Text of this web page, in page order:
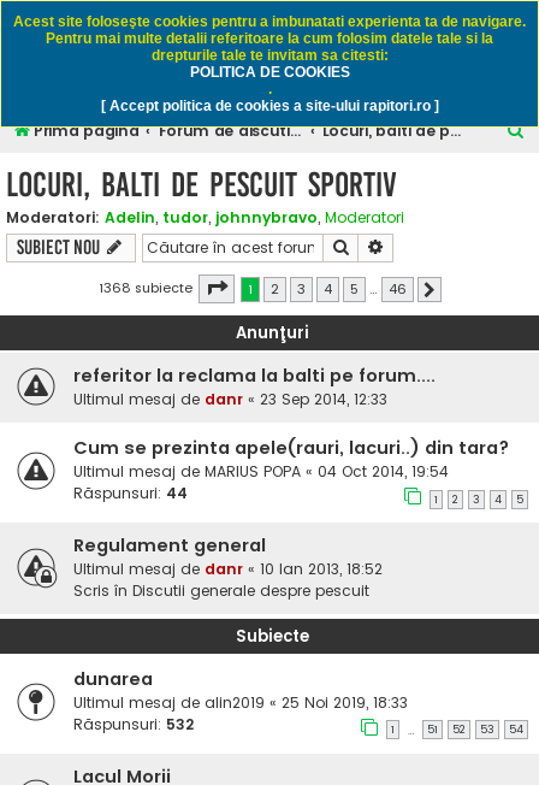
Rapitori.ro - Pescuit sportiv
Prima pagină Forum de discutii despre pescuitul rapitorilor Locuri, balti de pescuit sportiv
C
e
Locuri, balti de pescuit sportiv
Moderatori: Adelin, tudor, johnnybravo, Moderatori
Subiect nou Căutare
1368 subiecte Pagina din 46
1 2 3 4 5 … 46
Anunţuri
referitor la reclama la balti pe forum....
Ultimul mesaj de danr « 23 Sep 2014, 12:33
Cum se prezinta apele(rauri, lacuri..) din tara?
Ultimul mesaj de MARIUS POPA « 04 Oct 2014, 19:54
Răspunsuri: 44 1 2 3 4 5
Regulament general
Ultimul mesaj de danr « 10 Ian 2013, 18:52
Scris în Discutii generale despre pescuit
Subiecte
dunarea
Ultimul mesaj de alin2019 « 25 Noi 2019, 18:33
Răspunsuri: 532 1 … 51 52 53 54
Lacul Morii
Acest site foloseşte cookies pentru a imbunatati experienta ta de navigare.
Pentru mai multe detalii referitoare la cum folosim datele tale si la
drepturile tale te invitam sa citesti:
POLITICA DE COOKIES
.
[ Accept politica de cookies a site-ului rapitori.ro ]